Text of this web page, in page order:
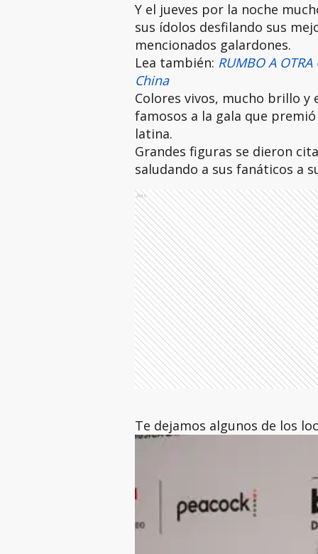
Y el jueves por la noche
sus ídolos desfilando sus
mencionados galardones.
Lea también: RUMBO A
China
Colores vivos, mucho brillo y
famosos a la gala que
latina.
Grandes figuras se dieron
saludando a sus fanáticos a
Ads
Te dejamos algunos de los